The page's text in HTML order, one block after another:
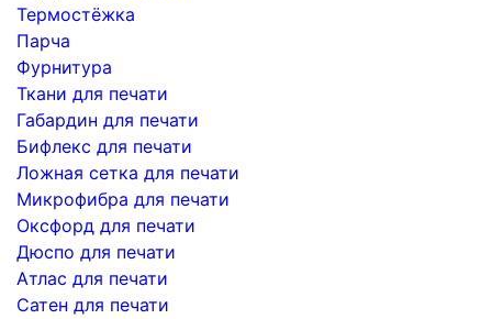
Термостёжка
Парча
Фурнитура
Ткани для печати
Габардин для печати
Бифлекс для печати
Ложная сетка для печати
Микрофибра для печати
Оксфорд для печати
Дюспо для печати
Атлас для печати
Сатен для печати